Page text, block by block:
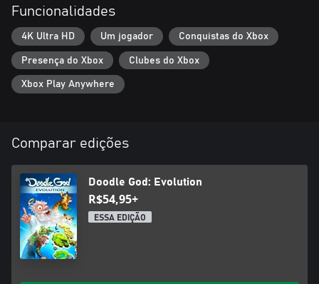
- Centenas de fatos interessantes e citações engraçadas e
instigantes!
Funcionalidades
4K Ultra HD Um jogador Conquistas do Xbox
Presença do Xbox Clubes do Xbox
Xbox Play Anywhere
Comparar edições
Doodle God: Evolution
R$54,95+
ESSA EDIÇÃO